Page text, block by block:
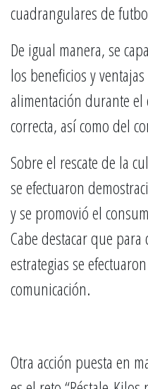
cuadrangulares de
De igual manera, se
los beneficios y
alimentación durante el
correcta, así como del
Sobre el rescate de la
se efectuaron
y se promovió el
Cabe destacar que
estrategias se
comunicación.
Otra acción puesta en